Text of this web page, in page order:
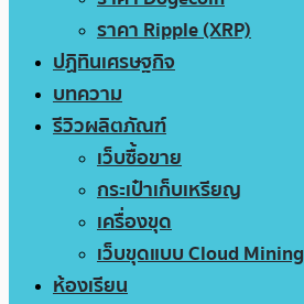
ราคา Ripple (XRP)
ปฏิทินเศรษฐกิจ
บทความ
รีวิวผลิตภัณฑ์
เว็บซื้อขาย
กระเป๋าเก็บเหรียญ
เครื่องขุด
เว็บขุดแบบ Cloud Mining
ห้องเรียน